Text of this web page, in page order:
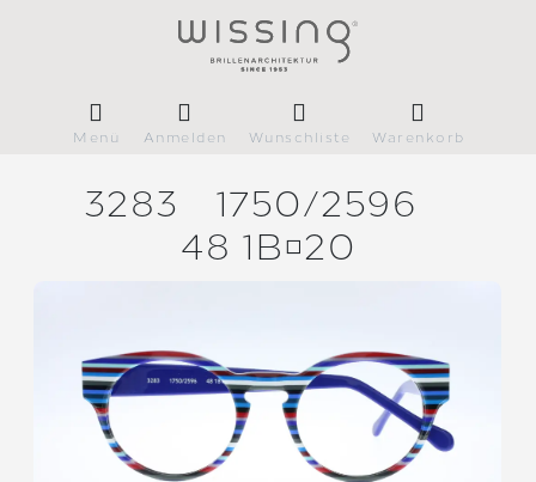
Menü Anmelden Wunschliste Warenkorb
3283 1750/2596
48 1B20